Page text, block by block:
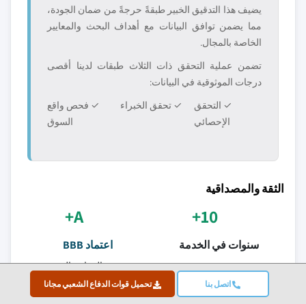
اتصل بنا تحميل قوات الدفاع الشعبي مجانا
يضيف هذا التدقيق الخبير طبقةً حرجةً من ضمان الجودة،
مما يضمن توافق البيانات مع أهداف البحث والمعايير
الخاصة بالمجال.
تضمن عملية التحقق ذات الثلاث طبقات لدينا أقصى
درجات الموثوقية في البيانات:
✓ التحقق
الإحصائي
✓ تحقق الخبراء
✓ فحص واقع
السوق
الثقة والمصداقية
10+
سنوات في الخدمة
تقديم متسق منذ
التأسيس
A+
اعتماد BBB
المعايير المهنية
والرضا